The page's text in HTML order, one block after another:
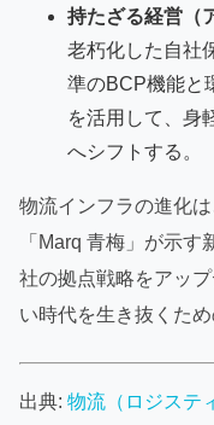
持たざる経営（
老朽化した自社
準のBCP機能と
を活用して、身
へシフトする。
物流インフラの進化
「Marq 青梅」が示
社の拠点戦略をアッ
い時代を生き抜くた
出典: 物流（ロジステ